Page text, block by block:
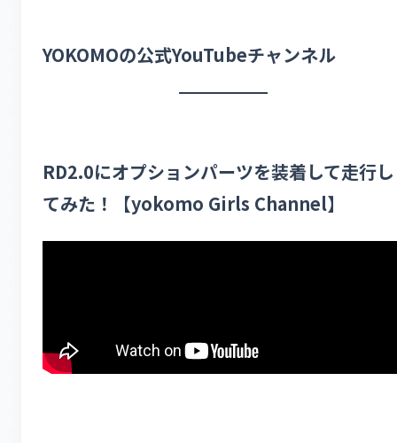
YOKOMOの公式YouTubeチャンネル
RD2.0にオプションパーツを装着して走行し
てみた！【yokomo Girls Channel】